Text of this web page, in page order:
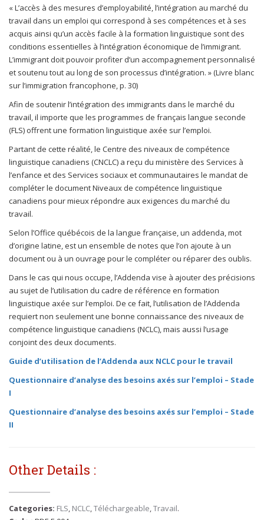
« L’accès à des mesures d’employabilité, l’intégration au marché du
travail dans un emploi qui correspond à ses compétences et à ses
acquis ainsi qu’un accès facile à la formation linguistique sont des
conditions essentielles à l’intégration économique de l’immigrant.
L’immigrant doit pouvoir profiter d’un accompagnement personnalisé
et soutenu tout au long de son processus d’intégration. » (Livre blanc
sur l’immigration francophone, p. 30)
Afin de soutenir l’intégration des immigrants dans le marché du
travail, il importe que les programmes de français langue seconde
(FLS) offrent une formation linguistique axée sur l’emploi.
Partant de cette réalité, le Centre des niveaux de compétence
linguistique canadiens (CNCLC) a reçu du ministère des Services à
l’enfance et des Services sociaux et communautaires le mandat de
compléter le document Niveaux de compétence linguistique
canadiens pour mieux répondre aux exigences du marché du
travail.
Selon l’Office québécois de la langue française, un addenda, mot
d’origine latine, est un ensemble de notes que l’on ajoute à un
document ou à un ouvrage pour le compléter ou réparer des oublis.
Dans le cas qui nous occupe, l’Addenda vise à ajouter des précisions
au sujet de l’utilisation du cadre de référence en formation
linguistique axée sur l’emploi. De ce fait, l’utilisation de l’Addenda
requiert non seulement une bonne connaissance des niveaux de
compétence linguistique canadiens (NCLC), mais aussi l’usage
conjoint des deux documents.
Guide d’utilisation de l’Addenda aux NCLC pour le travail
Questionnaire d’analyse des besoins axés sur l’emploi – Stade
I
Questionnaire d’analyse des besoins axés sur l’emploi – Stade
II
Other Details :
Categories: FLS, NCLC,Téléchargeable,Travail.